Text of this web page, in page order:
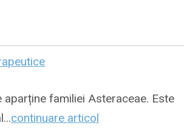
familiei Asteraceae. Este
continuare articol